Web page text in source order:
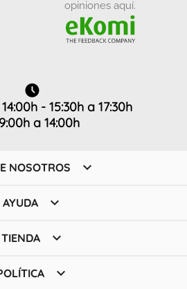
opiniones aquí.
- 15:30h a 17:30h
a 14:00h
NOSOTROS 
AYUDA 
TIENDA 
